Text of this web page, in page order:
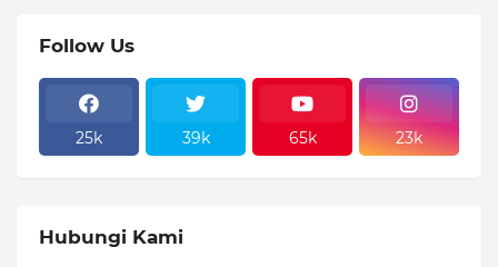
Follow Us
25k 39k 65k 23k
Hubungi Kami